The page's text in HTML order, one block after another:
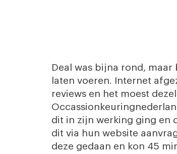
Deal was bijna rond,
laten voeren. Internet
reviews en het moest
dit in zijn werking ging en
dit via hun website
deze gedaan en kon 45